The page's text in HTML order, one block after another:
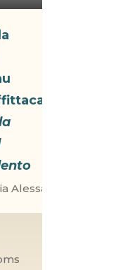
Le, Italia
Alessano & Sp340,